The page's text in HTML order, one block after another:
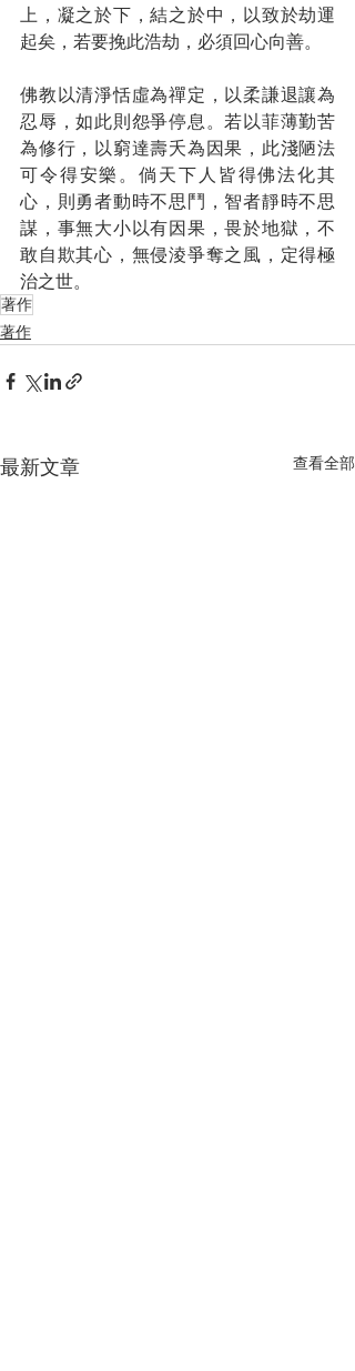
上，凝之於下，結之於中，以致於劫運
起矣，若要挽此浩劫，必須回心向善。
佛教以清淨恬虛為禪定，以柔謙退讓為
忍辱，如此則怨爭停息。若以菲薄勤苦
為修行，以窮達壽夭為因果，此淺陋法
可令得安樂。倘天下人皆得佛法化其
心，則勇者動時不思鬥，智者靜時不思
謀，事無大小以有因果，畏於地獄，不
敢自欺其心，無侵淩爭奪之風，定得極
治之世。
著作
著作
最新文章 查看全部